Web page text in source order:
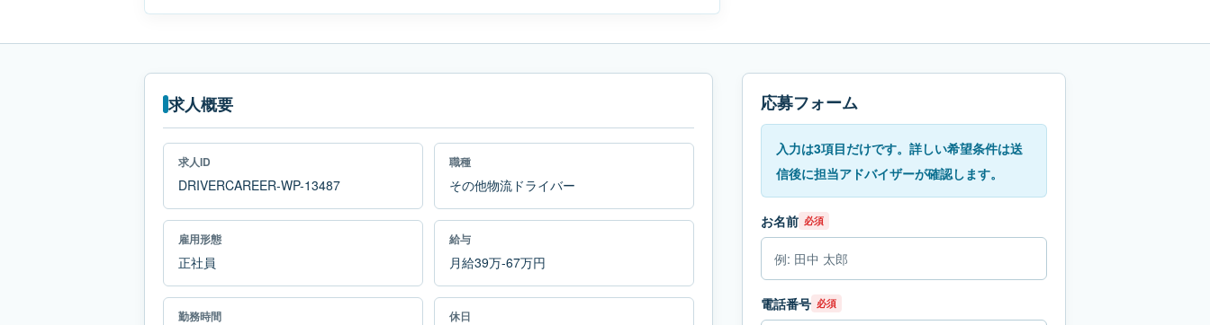
求人概要
求人ID
DRIVERCAREER-WP-13487
職種
その他物流ドライバー
雇用形態
正社員
給与
月給39万-67万円
勤務時間 休日
応募フォーム
入力は3項目だけです。詳しい希望条件は送
信後に担当アドバイザーが確認します。
お名前 必須
電話番号 必須